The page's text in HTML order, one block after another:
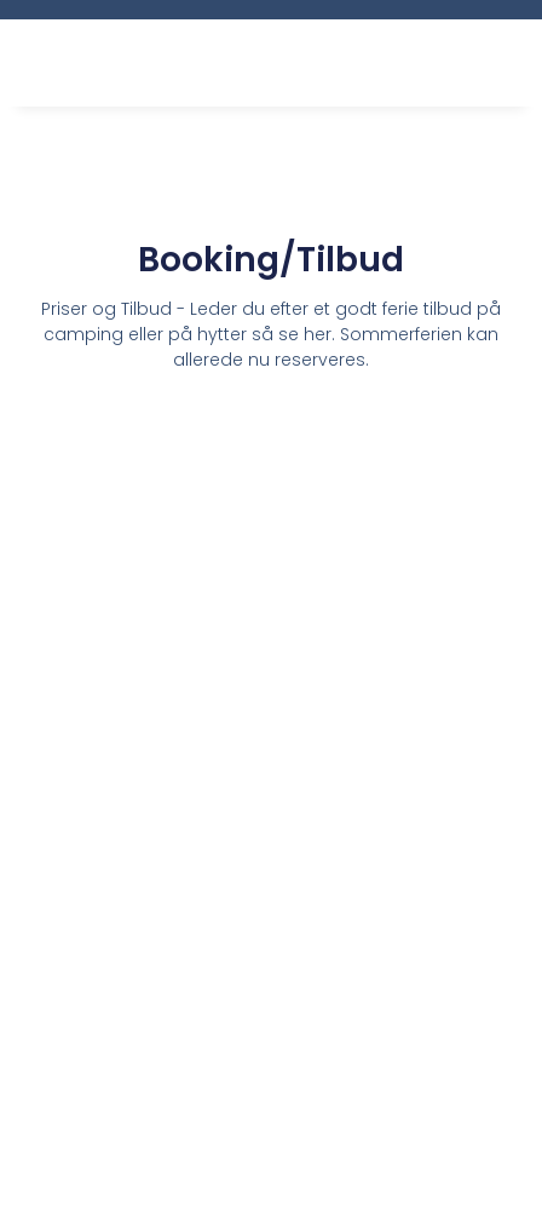
Booking/Tilbud
Priser og Tilbud - Leder du efter et godt ferie tilbud på
camping eller på hytter så se her. Sommerferien kan
allerede nu reserveres.